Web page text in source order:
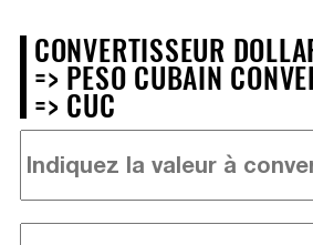
CONVERTISSEUR
=> PESO CUBAIN
=> CUC